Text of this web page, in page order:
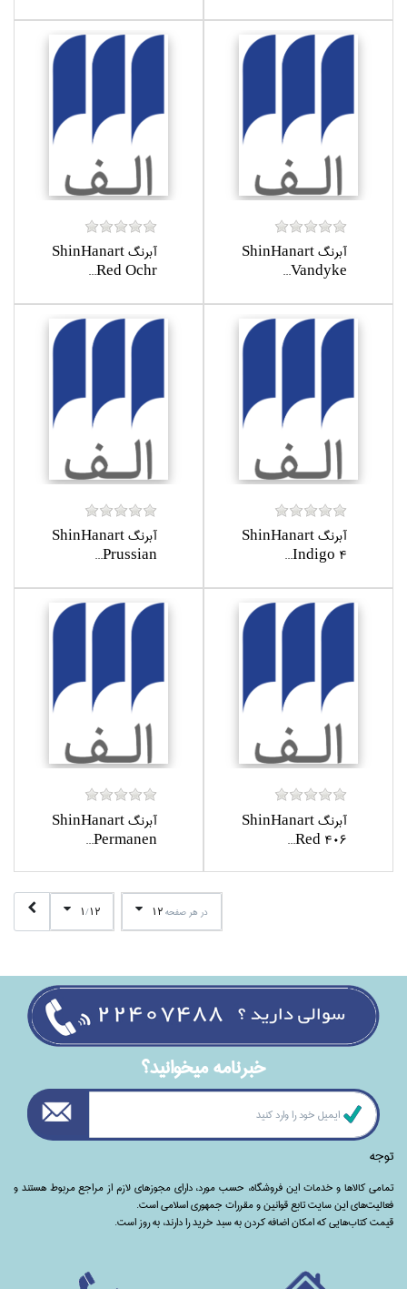
آبرنگ ShinHanart
Vandyke...
آبرنگ ShinHanart
Red Ochr...
آبرنگ ShinHanart
Indigo 4...
آبرنگ ShinHanart
Prussian...
آبرنگ ShinHanart
Red 406...
آبرنگ ShinHanart
Permanen...
در هر صفحه12
1/12
خبرنامه ميخوانيد؟
توجه
تمامی‌ کالاها و خدمات این فروشگاه، حسب مورد،‌ دارای مجوزهای لازم از مراجع مربوط هستند ‌و‌‌
فعالیت‌های این سایت تابع قوانین و مقررات جمهوری اسلامی است.
قیمت کتاب‌هایی که امکان اضافه کردن به سبد خرید را دارند،‌ به روز است.